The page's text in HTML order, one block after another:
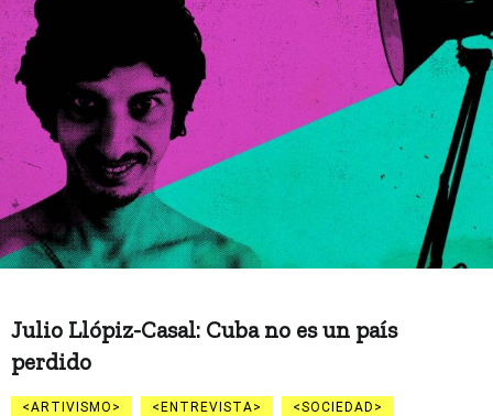
Julio Llópiz-Casal: Cuba no es un país
perdido
ARTIVISMO ENTREVISTA
SOCIEDAD